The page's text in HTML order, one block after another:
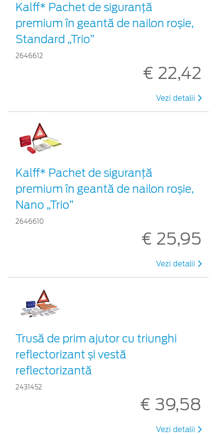
Kalff* Pachet de siguranţă
premium în geantă de nailon roșie,
Standard „Trio”
2646612
€ 22,42
Vezi detalii
Kalff* Pachet de siguranţă
premium în geantă de nailon roșie,
Nano „Trio”
2646610
€ 25,95
Vezi detalii
Trusă de prim ajutor cu triunghi
reflectorizant și vestă
reflectorizantă
2431452
€ 39,58
Vezi detalii